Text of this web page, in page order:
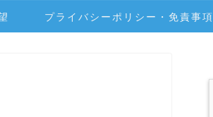
プライバシーポリシー・免責事項